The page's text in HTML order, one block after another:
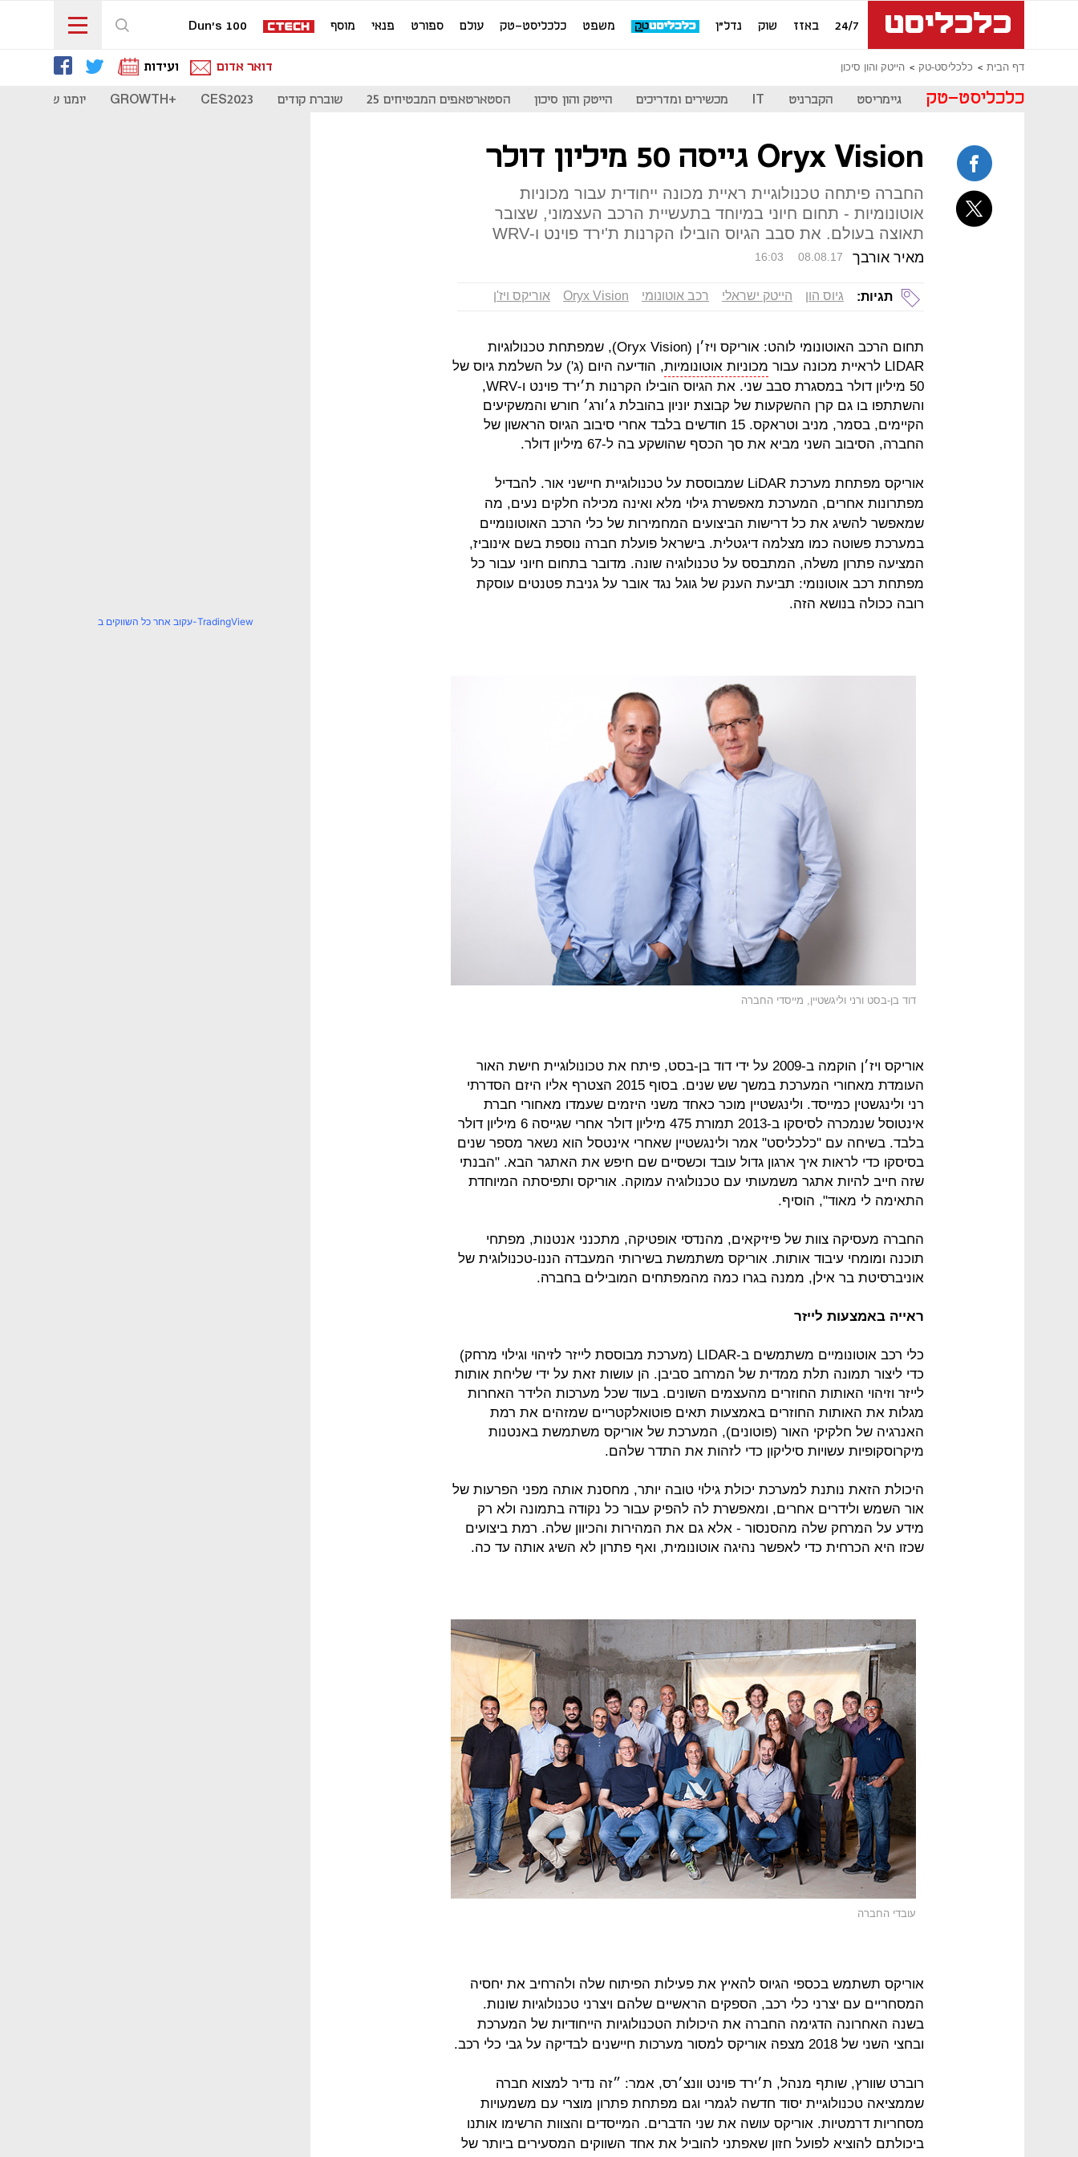
24/7 באזז שוק נדל"ן משפט כלכליסט-טק עולם ספורט פנאי מוסף Dun's 100
דף הבית כלכליסט-טק הייטק והון סיכון דואר אדום ועידות
כלכליסט-טק גיימריסט הקברניט IT מכשירים ומדריכים הייטק והון סיכון הסטארטאפים המבטיחים 25 שוברת קודים CES2023
+GROWTH יומנו של
Oryx Vision גייסה 50 מיליון דולר
החברה פיתחה טכנולוגיית ראיית מכונה ייחודית עבור מכוניות
אוטונומיות - תחום חיוני במיוחד בתעשיית הרכב העצמוני, שצובר
תאוצה בעולם. את סבב הגיוס הובילו הקרנות ת'ירד פוינט ו-WRV
מאיר אורבך 16:03 08.08.17
תגיות: גיוס הון הייטק ישראלי רכב אוטונומי Oryx Vision אוריקס ויז'ן
תחום הרכב האוטונומי לוהט: אוריקס ויז׳ן (Oryx Vision), שמפתחת טכנולוגיות
LIDAR לראיית מכונה עבור
מכוניות אוטונומיות, הודיעה היום (ג') על השלמת גיוס של
50 מיליון דולר במסגרת סבב שני. את הגיוס הובילו הקרנות ת׳ירד פוינט ו-WRV,
והשתתפו בו גם קרן ההשקעות של קבוצת יוניון בהובלת ג׳ורג׳ חורש והמשקיעים
הקיימים, בסמר, מניב וטראקס. 15 חודשים בלבד אחרי סיבוב הגיוס הראשון של
החברה, הסיבוב השני מביא את סך הכסף שהושקע בה ל-67 מיליון דולר.
אוריקס מפתחת מערכת LiDAR שמבוססת על טכנולוגיית חיישני אור. להבדיל
מפתרונות אחרים, המערכת מאפשרת גילוי מלא ואינה מכילה חלקים נעים, מה
שמאפשר להשיג את כל דרישות הביצועים המחמירות של כלי הרכב האוטונומיים
במערכת פשוטה כמו מצלמה דיגטלית. בישראל פועלת חברה נוספת בשם אינוביז,
המציעה פתרון משלה, המתבסס על טכנולוגיה שונה. מדובר בתחום חיוני עבור כל
מפתחת רכב אוטונומי: תביעת הענק של גוגל נגד אובר על גניבת פטנטים עוסקת
רובה ככולה בנושא הזה.
דוד בן-בסט ורני וליגשטיין, מייסדי החברה
אוריקס ויז׳ן הוקמה ב-2009 על ידי דוד בן-בסט, פיתח את טכונולוגיית חישת האור
העומדת מאחורי המערכת במשך שש שנים. בסוף 2015 הצטרף אליו היזם הסדרתי
רני ולינגשטין כמייסד. ולינגשטיין מוכר כאחד משני היזמים שעמדו מאחורי חברת
אינטוסל שנמכרה לסיסקו ב-2013 תמורת 475 מיליון דולר אחרי שגייסה 6 מיליון דולר
בלבד. בשיחה עם "כלכליסט" אמר ולינגשטיין שאחרי אינטסל הוא נשאר מספר שנים
בסיסקו כדי לראות איך ארגון גדול עובד וכשסיים שם חיפש את האתגר הבא. "הבנתי
שזה חייב להיות אתגר משמעותי עם טכנולוגיה עמוקה. אוריקס ותפיסתה המיוחדת
התאימה לי מאוד", הוסיף.
החברה מעסיקה צוות של פיזיקאים, מהנדסי אופטיקה, מתכנני אנטנות, מפתחי
תוכנה ומומחי עיבוד אותות. אוריקס משתמשת בשירותי המעבדה הננו-טכנולוגית של
אוניברסיטת בר אילן, ממנה בגרו כמה מהמפתחים המובילים בחברה.
ראייה באמצעות לייזר
כלי רכב אוטונומיים משתמשים ב-LIDAR (מערכת מבוססת לייזר לזיהוי וגילוי מרחק)
כדי ליצור תמונה תלת ממדית של המרחב סביבן. הן עושות זאת על ידי שליחת אותות
לייזר וזיהוי האותות החוזרים מהעצמים השונים. בעוד שכל מערכות הלידר האחרות
מגלות את האותות החוזרים באמצעות תאים פוטואלקטריים שמזהים את רמת
האנרגיה של חלקיקי האור (פוטונים), המערכת של אוריקס משתמשת באנטנות
מיקרוסקופיות עשויות סיליקון כדי לזהות את התדר שלהם.
היכולת הזאת נותנת למערכת יכולת גילוי טובה יותר, מחסנת אותה מפני הפרעות של
אור השמש ולידרים אחרים, ומאפשרת לה להפיק עבור כל נקודה בתמונה ולא רק
מידע על המרחק שלה מהסנסור - אלא גם את המהירות והכיוון שלה. רמת ביצועים
שכזו היא הכרחית כדי לאפשר נהיגה אוטונומית, ואף פתרון לא השיג אותה עד כה.
עובדי החברה
אוריקס תשתמש בכספי הגיוס להאיץ את פעילות הפיתוח שלה ולהרחיב את יחסיה
המסחריים עם יצרני כלי רכב, הספקים הראשיים שלהם ויצרני טכנולוגיות שונות.
בשנה האחרונה הדגימה החברה את היכולות הטכנולוגיות הייחודיות של המערכת
ובחצי השני של 2018 מצפה אוריקס למסור מערכות חיישנים לבדיקה על גבי כלי רכב.
רוברט שוורץ, שותף מנהל, ת׳ירד פוינט וונצ׳רס, אמר: ״זה נדיר למצוא חברה
שממציאה טכנולוגיית יסוד חדשה לגמרי וגם מפתחת פתרון מוצרי עם משמעויות
מסחריות דרמטיות. אוריקס עושה את שני הדברים. המייסדים והצוות הרשימו אותנו
ביכולתם להוציא לפועל חזון שאפתני להוביל את אחד השווקים המסעירים ביותר של
עקוב אחר כל השווקים ב-TradingView